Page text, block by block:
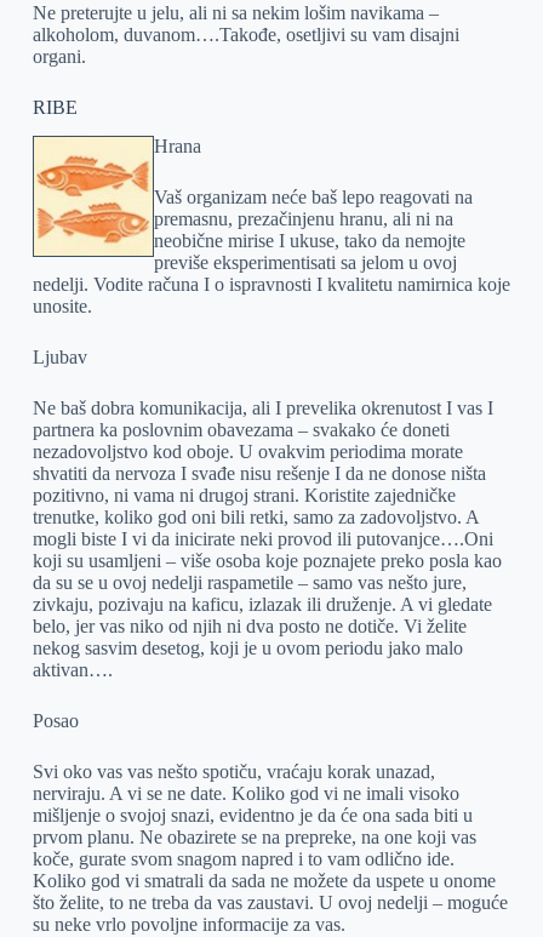
Ne preterujte u jelu, ali ni sa nekim lošim navikama –
alkoholom, duvanom….Takođe, osetljivi su vam disajni
organi.
RIBE
Hrana
Vaš organizam neće baš lepo reagovati na
premasnu, prezačinjenu hranu, ali ni na
neobične mirise I ukuse, tako da nemojte
previše eksperimentisati sa jelom u ovoj
nedelji. Vodite računa I o ispravnosti I kvalitetu namirnica koje
unosite.
Ljubav
Ne baš dobra komunikacija, ali I prevelika okrenutost I vas I
partnera ka poslovnim obavezama – svakako će doneti
nezadovoljstvo kod oboje. U ovakvim periodima morate
shvatiti da nervoza I svađe nisu rešenje I da ne donose ništa
pozitivno, ni vama ni drugoj strani. Koristite zajedničke
trenutke, koliko god oni bili retki, samo za zadovoljstvo. A
mogli biste I vi da inicirate neki provod ili putovanjce….Oni
koji su usamljeni – više osoba koje poznajete preko posla kao
da su se u ovoj nedelji raspametile – samo vas nešto jure,
zivkaju, pozivaju na kaficu, izlazak ili druženje. A vi gledate
belo, jer vas niko od njih ni dva posto ne dotiče. Vi želite
nekog sasvim desetog, koji je u ovom periodu jako malo
aktivan….
Posao
Svi oko vas vas nešto spotiču, vraćaju korak unazad,
nerviraju. A vi se ne date. Koliko god vi ne imali visoko
mišljenje o svojoj snazi, evidentno je da će ona sada biti u
prvom planu. Ne obazirete se na prepreke, na one koji vas
koče, gurate svom snagom napred i to vam odlično ide.
Koliko god vi smatrali da sada ne možete da uspete u onome
što želite, to ne treba da vas zaustavi. U ovoj nedelji – moguće
su neke vrlo povoljne informacije za vas.